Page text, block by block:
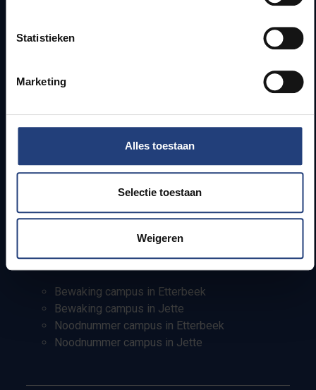
Statistieken
Marketing
Alles toestaan
Selectie toestaan
Weigeren
Campusfaciliteiten
Info voor
Pers
Studenten
PhD-studenten
Werkstudenten
Internationale studenten
Bewaking campus in Etterbeek
Bewaking campus in Jette
Noodnummer campus in Etterbeek
Noodnummer campus in Jette